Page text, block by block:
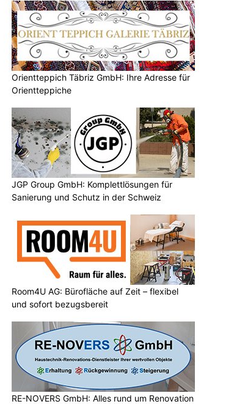
Orientteppich Täbriz GmbH: Ihre Adresse für
Orientteppiche
JGP Group GmbH: Komplettlösungen für
Sanierung und Schutz in der Schweiz
Room4U AG: Bürofläche auf Zeit – flexibel
und sofort bezugsbereit
RE-NOVERS GmbH: Alles rund um Renovation